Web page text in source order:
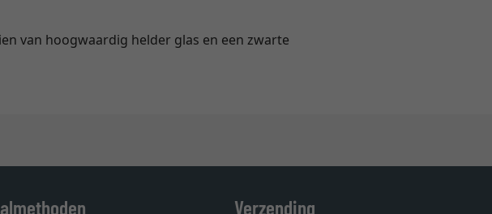
van hoogwaardig helder glas en een zwarte
Verzending